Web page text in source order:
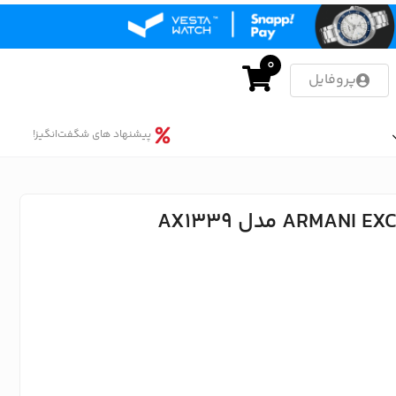
پروفایل
0
پیشنهاد های شگفت‌انگیز!